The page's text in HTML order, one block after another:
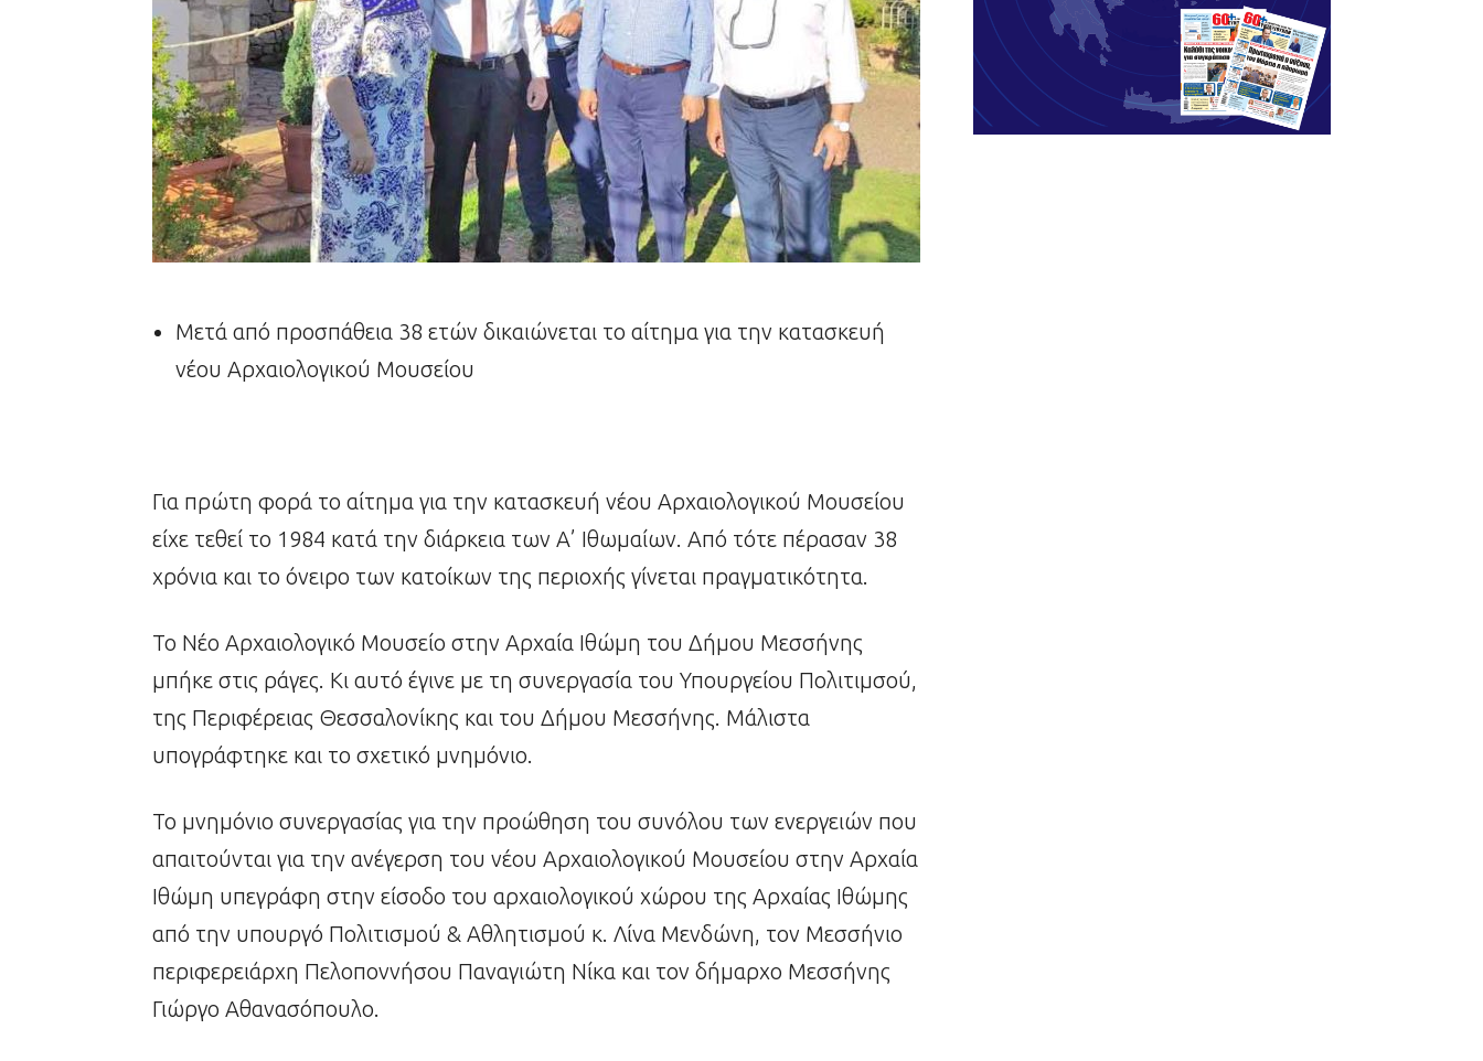
Μετά από προσπάθεια 38 ετών δικαιώνεται το αίτημα για την κατασκευή
νέου Αρχαιολογικού Μουσείου
Για πρώτη φορά το αίτημα για την κατασκευή νέου Αρχαιολογικού Μουσείου
είχε τεθεί το 1984 κατά την διάρκεια των Α’ Ιθωμαίων. Από τότε πέρασαν 38
χρόνια και το όνειρο των κατοίκων της περιοχής γίνεται πραγματικότητα.
Το Νέο Αρχαιολογικό Μουσείο στην Αρχαία Ιθώμη του Δήμου Μεσσήνης
μπήκε στις ράγες. Κι αυτό έγινε με τη συνεργασία του Υπουργείου Πολιτιμσού,
της Περιφέρειας Θεσσαλονίκης και του Δήμου Μεσσήνης. Μάλιστα
υπογράφτηκε και το σχετικό μνημόνιο.
Το μνημόνιο συνεργασίας για την προώθηση του συνόλου των ενεργειών που
απαιτούνται για την ανέγερση του νέου Αρχαιολογικού Μουσείου στην Αρχαία
Ιθώμη υπεγράφη στην είσοδο του αρχαιολογικού χώρου της Αρχαίας Ιθώμης
από την υπουργό Πολιτισμού & Αθλητισμού κ. Λίνα Μενδώνη, τον Μεσσήνιο
περιφερειάρχη Πελοποννήσου Παναγιώτη Νίκα και τον δήμαρχο Μεσσήνης
Γιώργο Αθανασόπουλο.